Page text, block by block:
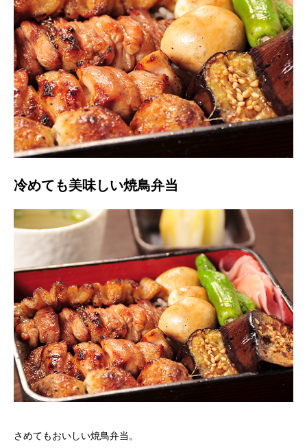
冷めても美味しい焼鳥弁当
さめてもおいしい焼鳥弁当。